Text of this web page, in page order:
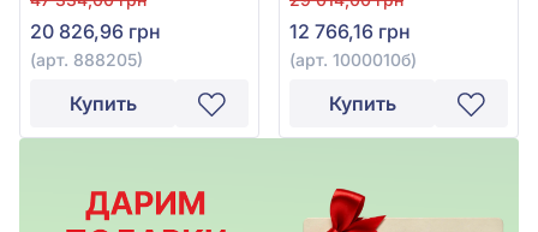
20 826,96 грн
(арт. 888205)
Купить
12 766,16 грн
(арт. 1000010б)
Купить